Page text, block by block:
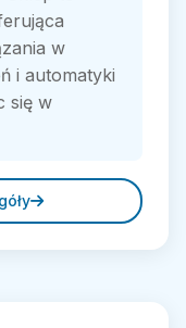
w
i automatyki
się w